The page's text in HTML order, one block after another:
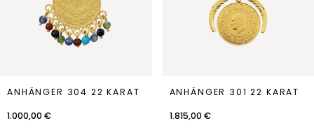
Anhänger
304
22
Karat
ANHÄNGER 304 22 KARAT
1.000,00 €
Anhänger
301
22
Karat
ANHÄNGER 301 22 KARAT
1.815,00 €